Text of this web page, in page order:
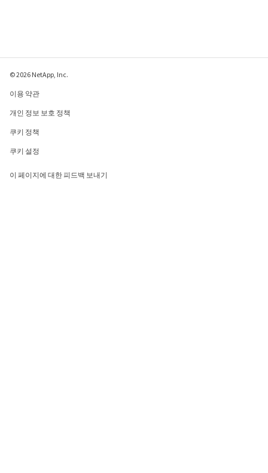
© 2026 NetApp, Inc.
이용 약관
개인 정보 보호 정책
쿠키 정책
쿠키 설정
이 페이지에 대한 피드백 보내기